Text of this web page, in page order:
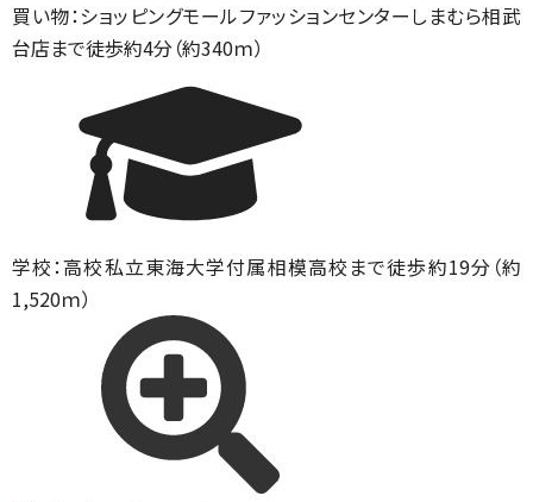
買い物：ショッピングモールファッションセンターしまむら相武
台店まで徒歩約4分（約340ｍ）
学校：高校私立東海大学付属相模高校まで徒歩約19分（約
1,520ｍ）